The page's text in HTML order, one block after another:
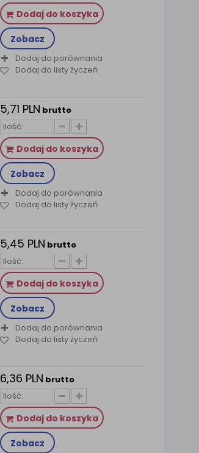
Dodaj do koszyka
Zobacz
Dodaj do porównania
Dodaj do listy życzeń
5,71 PLN brutto
Dodaj do koszyka
Zobacz
Dodaj do porównania
Dodaj do listy życzeń
5,45 PLN brutto
Dodaj do koszyka
Zobacz
Dodaj do porównania
Dodaj do listy życzeń
6,36 PLN brutto
Dodaj do koszyka
Zobacz